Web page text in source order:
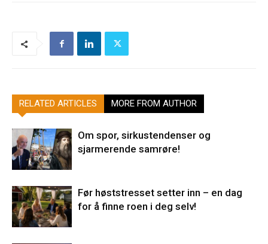
RELATED ARTICLES MORE FROM AUTHOR
Om spor, sirkustendenser og
sjarmerende samrøre!
Før høststresset setter inn – en dag
for å finne roen i deg selv!